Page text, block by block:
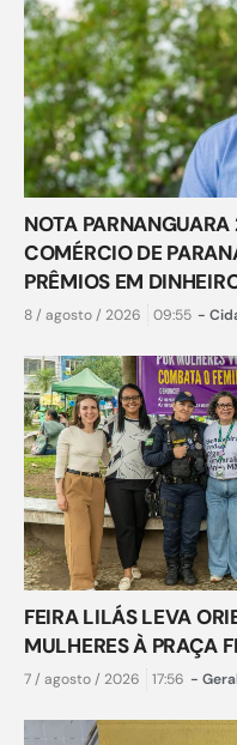
NOTA
COMÉRCIO DE
PRÊMIOS EM
8 / agosto / 2026 09:55 -
FEIRA LILÁS LEVA
MULHERES À PRAÇA
7 / agosto / 2026 17:56 -